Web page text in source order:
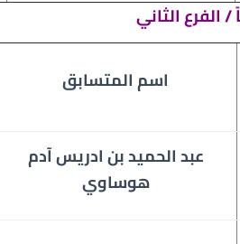
/ الفرع الثاني
اسم المتسابق
عبد الحميد بن ادريس آدم
هوساوي